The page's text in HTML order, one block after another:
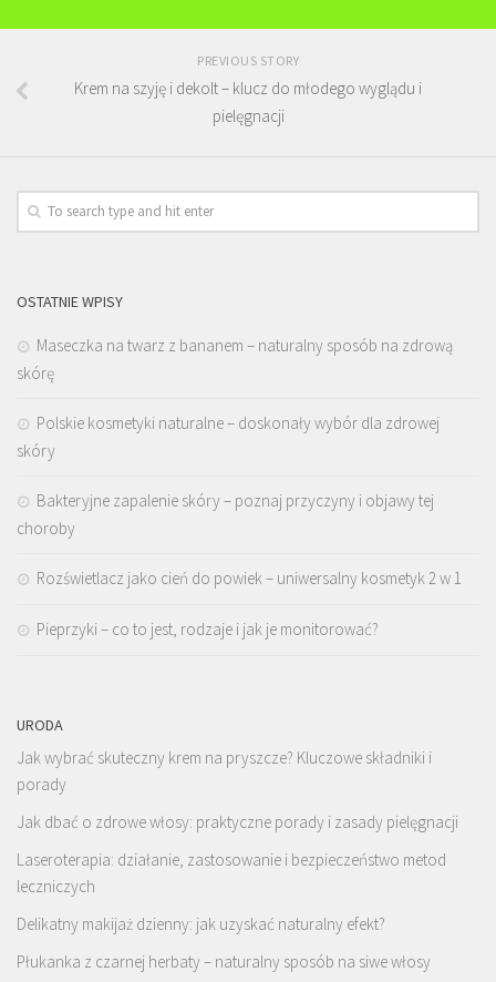
PREVIOUS STORY
Krem na szyję i dekolt – klucz do młodego wyglądu i
pielęgnacji
OSTATNIE WPISY
Maseczka na twarz z bananem – naturalny sposób na zdrową
skórę
Polskie kosmetyki naturalne – doskonały wybór dla zdrowej
skóry
Bakteryjne zapalenie skóry – poznaj przyczyny i objawy tej
choroby
Rozświetlacz jako cień do powiek – uniwersalny kosmetyk 2 w 1
Pieprzyki – co to jest, rodzaje i jak je monitorować?
URODA
Jak wybrać skuteczny krem na pryszcze? Kluczowe składniki i
porady
Jak dbać o zdrowe włosy: praktyczne porady i zasady pielęgnacji
Laseroterapia: działanie, zastosowanie i bezpieczeństwo metod
leczniczych
Delikatny makijaż dzienny: jak uzyskać naturalny efekt?
Płukanka z czarnej herbaty – naturalny sposób na siwe włosy